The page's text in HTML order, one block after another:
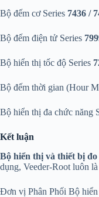
Bộ đếm cơ Series 7436 /
Bộ đếm điện tử Series
Bộ hiển thị tốc độ Series
Bộ đếm thời gian (Hour
Bộ hiển thị đa chức năng
Kết luận
Bộ hiển thị và thiết bị
dụng, Veeder-Root luôn
Đơn vị Phân Phối Bộ